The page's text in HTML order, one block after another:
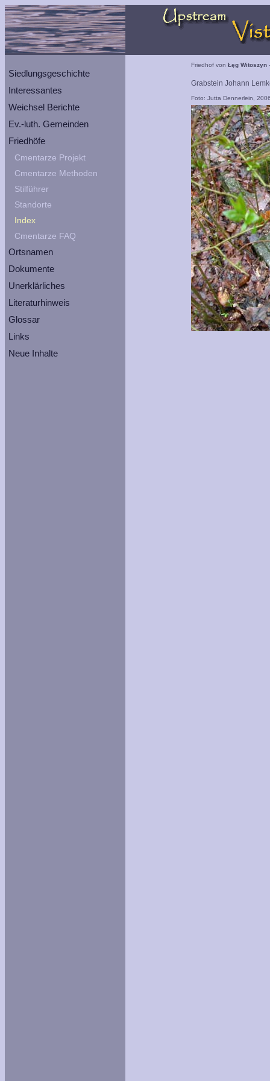
Siedlungsgeschichte
Interessantes
Weichsel Berichte
Ev.-luth. Gemeinden
Friedhöfe
Cmentarze Projekt
Cmentarze Methoden
Stilführer
Standorte
Index
Cmentarze FAQ
Ortsnamen
Dokumente
Unerklärliches
Literaturhinweis
Glossar
Links
Neue Inhalte
Friedhof von Łęg Witoszyn
Grabstein Johann
Foto: Jutta Dennerlein,